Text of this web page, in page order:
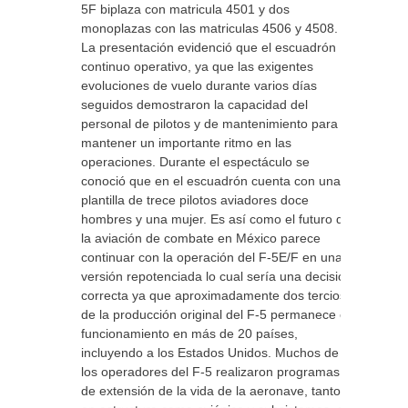
5F biplaza con matricula 4501 y dos
monoplazas con las matriculas 4506 y 4508.
La presentación evidenció que el escuadrón
continuo operativo, ya que las exigentes
evoluciones de vuelo durante varios días
seguidos demostraron la capacidad del
personal de pilotos y de mantenimiento para
mantener un importante ritmo en las
operaciones. Durante el espectáculo se
conoció que en el escuadrón cuenta con una
plantilla de trece pilotos aviadores doce
hombres y una mujer. Es así como el futuro de
la aviación de combate en México parece
continuar con la operación del F-5E/F en una
versión repotenciada lo cual sería una decisión
correcta ya que aproximadamente dos tercios
de la producción original del F-5 permanece en
funcionamiento en más de 20 países,
incluyendo a los Estados Unidos. Muchos de
los operadores del F-5 realizaron programas
de extensión de la vida de la aeronave, tanto